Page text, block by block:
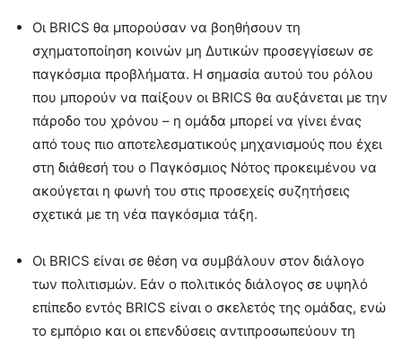
Οι BRICS θα μπορούσαν να βοηθήσουν τη
σχηματοποίηση κοινών μη Δυτικών προσεγγίσεων σε
παγκόσμια προβλήματα. Η σημασία αυτού του ρόλου
που μπορούν να παίξουν οι BRICS θα αυξάνεται με την
πάροδο του χρόνου – η ομάδα μπορεί να γίνει ένας
από τους πιο αποτελεσματικούς μηχανισμούς που έχει
στη διάθεσή του ο Παγκόσμιος Νότος προκειμένου να
ακούγεται η φωνή του στις προσεχείς συζητήσεις
σχετικά με τη νέα παγκόσμια τάξη.
Οι BRICS είναι σε θέση να συμβάλουν στον διάλογο
των πολιτισμών. Εάν ο πολιτικός διάλογος σε υψηλό
επίπεδο εντός BRICS είναι ο σκελετός της ομάδας, ενώ
το εμπόριο και οι επενδύσεις αντιπροσωπεύουν τη